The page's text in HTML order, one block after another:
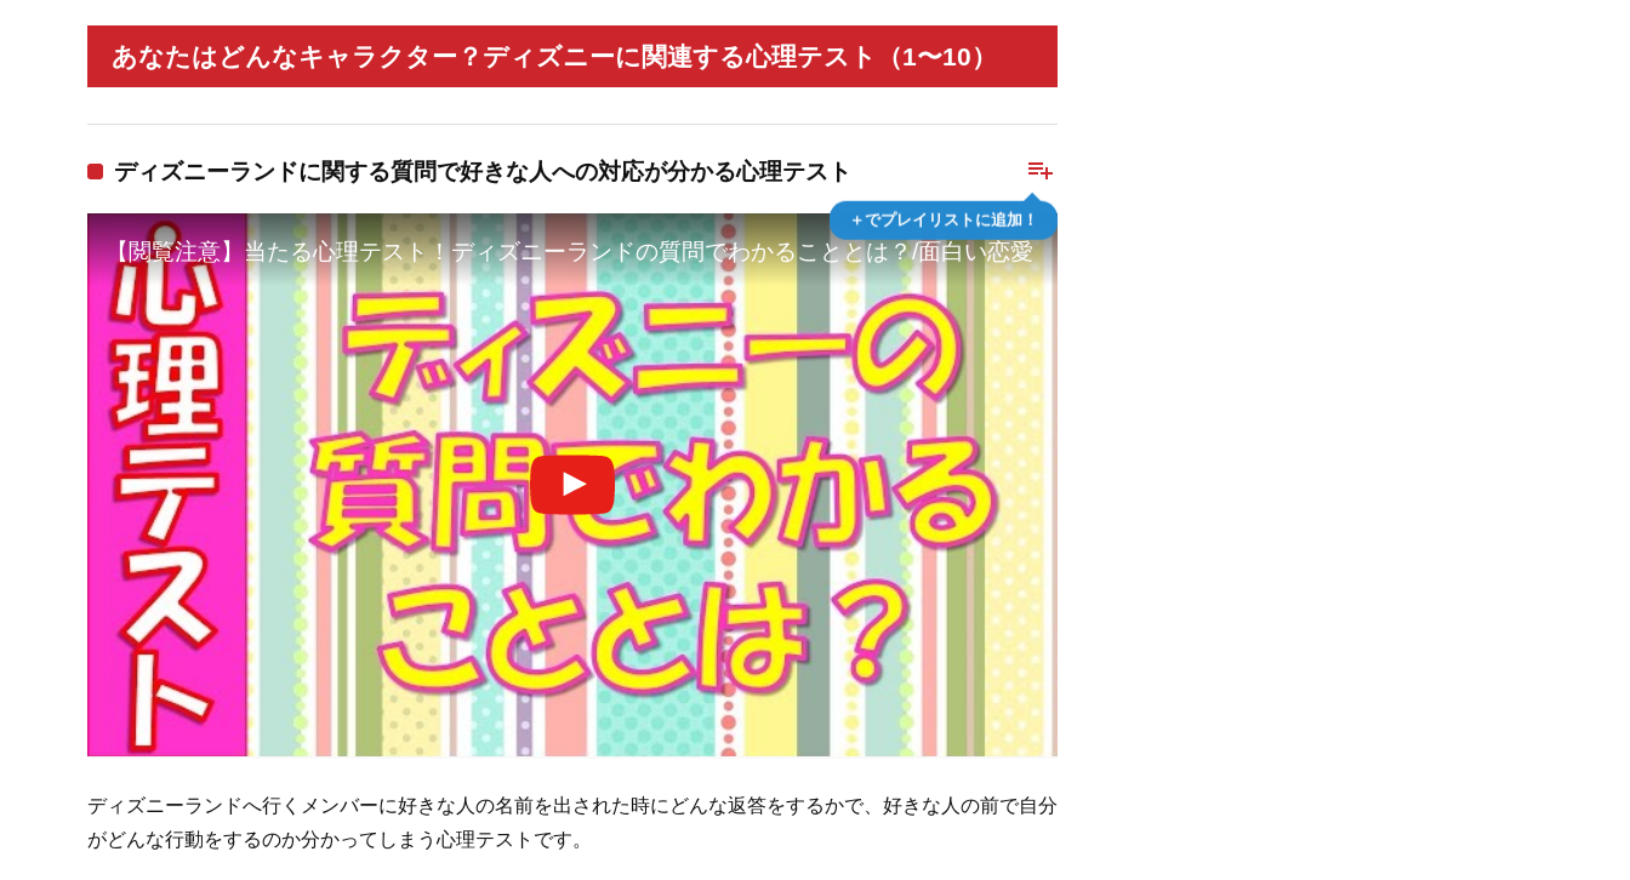
あなたはどんなキャラクター？ディズニーに関連する心理テスト（1〜10）
playlist_add
＋でプレイリストに追加！
ディズニーランドに関する質問で好きな人への対応が分かる心理テスト
【閲覧注意】当たる心理テスト！ディズニーランドの質問でわかることとは？/面白い恋愛・性格の診断など◆相互登録◆
ディズニーランドへ行くメンバーに好きな人の名前を出された時にどんな返答をするかで、好きな人の前で自分
がどんな行動をするのか分かってしまう心理テストです。